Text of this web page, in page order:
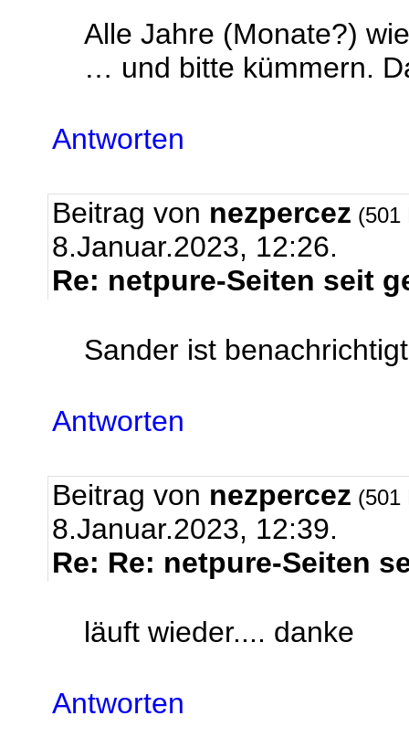
Alle Jahre (Monate?)
… und bitte kümmern.
Antworten
Beitrag von nezpercez (501
8.Januar.2023, 12:26.
Re: netpure-Seiten seit
Sander ist
Antworten
Beitrag von nezpercez (501
8.Januar.2023, 12:39.
Re: Re: netpure-Seiten
läuft wieder.... danke
Antworten